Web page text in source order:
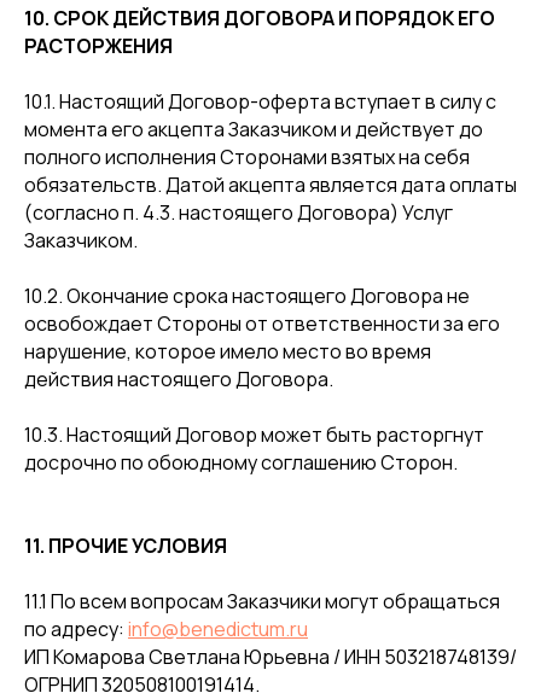
10. СРОК ДЕЙСТВИЯ ДОГОВОРА И ПОРЯДОК ЕГО
РАСТОРЖЕНИЯ
10.1. Настоящий Договор-оферта вступает в силу с
момента его акцепта Заказчиком и действует до
полного исполнения Сторонами взятых на себя
обязательств. Датой акцепта является дата оплаты
(согласно п. 4.3. настоящего Договора) Услуг
Заказчиком.
10.2. Окончание срока настоящего Договора не
освобождает Стороны от ответственности за его
нарушение, которое имело место во время
действия настоящего Договора.
10.3. Настоящий Договор может быть расторгнут
досрочно по обоюдному соглашению Сторон.
11. ПРОЧИЕ УСЛОВИЯ
11.1 По всем вопросам Заказчики могут обращаться
по адресу: info@benedictum.ru
ИП Комарова Светлана Юрьевна / ИНН 503218748139/
ОГРНИП 320508100191414.